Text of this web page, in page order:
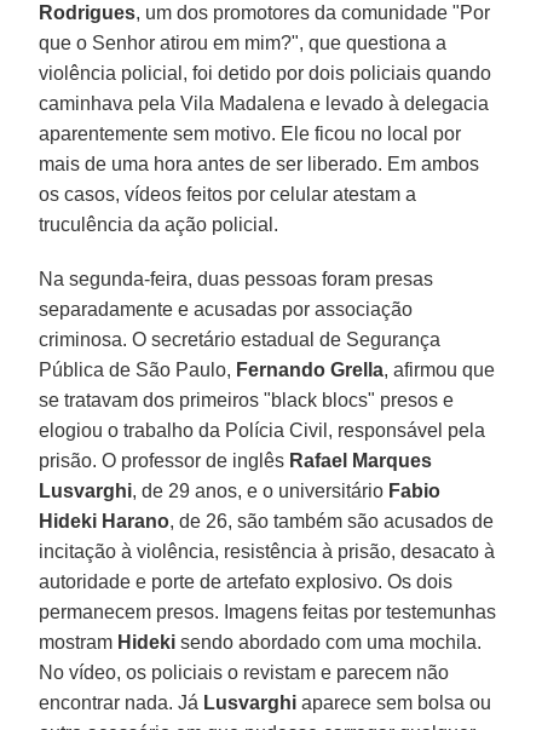
Rodrigues, um dos promotores da comunidade "Por
que o Senhor atirou em mim?", que questiona a
violência policial, foi detido por dois policiais quando
caminhava pela Vila Madalena e levado à delegacia
aparentemente sem motivo. Ele ficou no local por
mais de uma hora antes de ser liberado. Em ambos
os casos, vídeos feitos por celular atestam a
truculência da ação policial.
Na segunda-feira, duas pessoas foram presas
separadamente e acusadas por associação
criminosa. O secretário estadual de Segurança
Pública de São Paulo, Fernando Grella, afirmou que
se tratavam dos primeiros "black blocs" presos e
elogiou o trabalho da Polícia Civil, responsável pela
prisão. O professor de inglês Rafael Marques
Lusvarghi, de 29 anos, e o universitário Fabio
Hideki Harano, de 26, são também são acusados de
incitação à violência, resistência à prisão, desacato à
autoridade e porte de artefato explosivo. Os dois
permanecem presos. Imagens feitas por testemunhas
mostram Hideki sendo abordado com uma mochila.
No vídeo, os policiais o revistam e parecem não
encontrar nada. Já Lusvarghi aparece sem bolsa ou